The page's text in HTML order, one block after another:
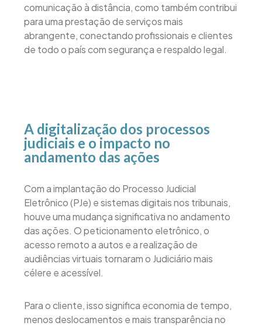
comunicação à distância, como também contribui
para uma prestação de serviços mais
abrangente, conectando profissionais e clientes
de todo o país com segurança e respaldo legal.
A digitalização dos processos
judiciais e o impacto no
andamento das ações
Com a implantação do Processo Judicial
Eletrônico (PJe) e sistemas digitais nos tribunais,
houve uma mudança significativa no andamento
das ações. O peticionamento eletrônico, o
acesso remoto a autos e a realização de
audiências virtuais tornaram o Judiciário mais
célere e acessível.
Para o cliente, isso significa economia de tempo,
menos deslocamentos e mais transparência no